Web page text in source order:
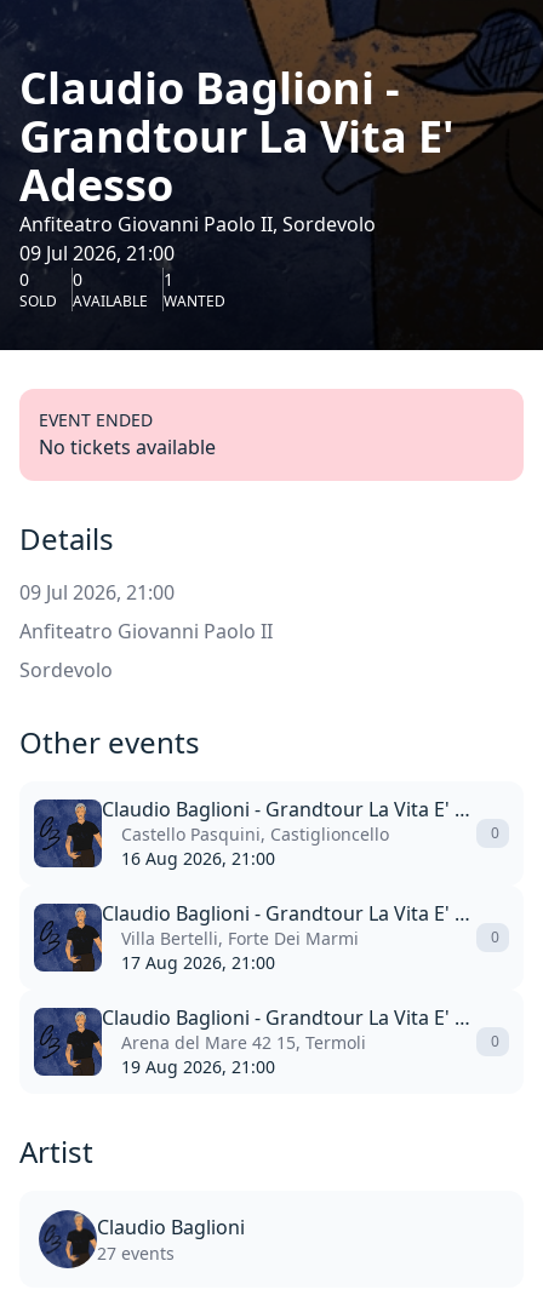
Claudio Baglioni -
Grandtour La Vita E'
Adesso
Anfiteatro Giovanni Paolo II, Sordevolo
09 Jul 2026, 21:00
0
SOLD
0
AVAILABLE
1
WANTED
EVENT ENDED
No tickets available
Details
09 Jul 2026, 21:00
Anfiteatro Giovanni Paolo II
Sordevolo
Other events
Claudio Baglioni - Grandtour La Vita E' Adesso
Castello Pasquini, Castiglioncello
16 Aug 2026, 21:00
0
Claudio Baglioni - Grandtour La Vita E' Adesso
Villa Bertelli, Forte Dei Marmi
17 Aug 2026, 21:00
0
Claudio Baglioni - Grandtour La Vita E' Adesso
Arena del Mare 42 15, Termoli
19 Aug 2026, 21:00
0
Artist
Claudio Baglioni
27 events